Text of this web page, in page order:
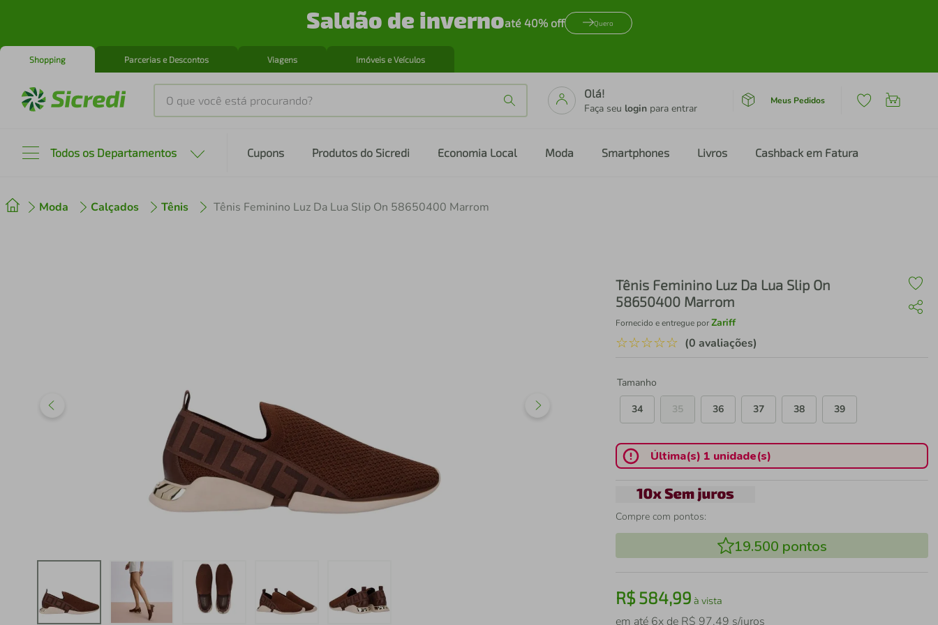
Saldão de invernoaté 40% off Quero
Shopping Parcerias e Descontos Viagens Imóveis e Veículos
O que você está procurando?
Olá!
Faça seu login para entrar
Meus Pedidos
Todos os Departamentos Cupons Produtos do Sicredi Economia Local Moda Smartphones Livros Cashback em Fatura
Moda Calçados Tênis Tênis Feminino Luz Da Lua Slip On 58650400 Marrom
Tênis Feminino Luz Da Lua Slip On
58650400 Marrom
Fornecido e entregue porZariff
☆☆☆☆☆ (0 avaliações)
Tamanho
34
35 36 37 38 39
Última(s) 1 unidade(s)
Compre com pontos:
19.500 pontos
R$584,99 à vista
em até 6x de R$ 97,49 s/juros
2 cafeteira